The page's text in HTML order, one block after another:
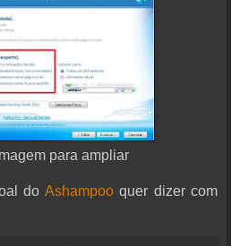
para ampliar
do Ashampooquer dizer com